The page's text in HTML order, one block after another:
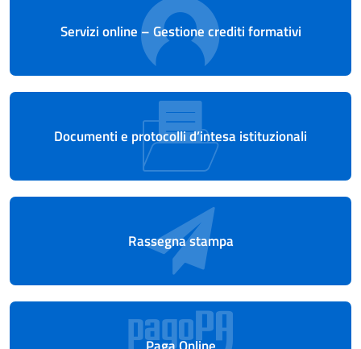
Servizi online – Gestione crediti formativi
Documenti e protocolli d’intesa istituzionali
Rassegna stampa